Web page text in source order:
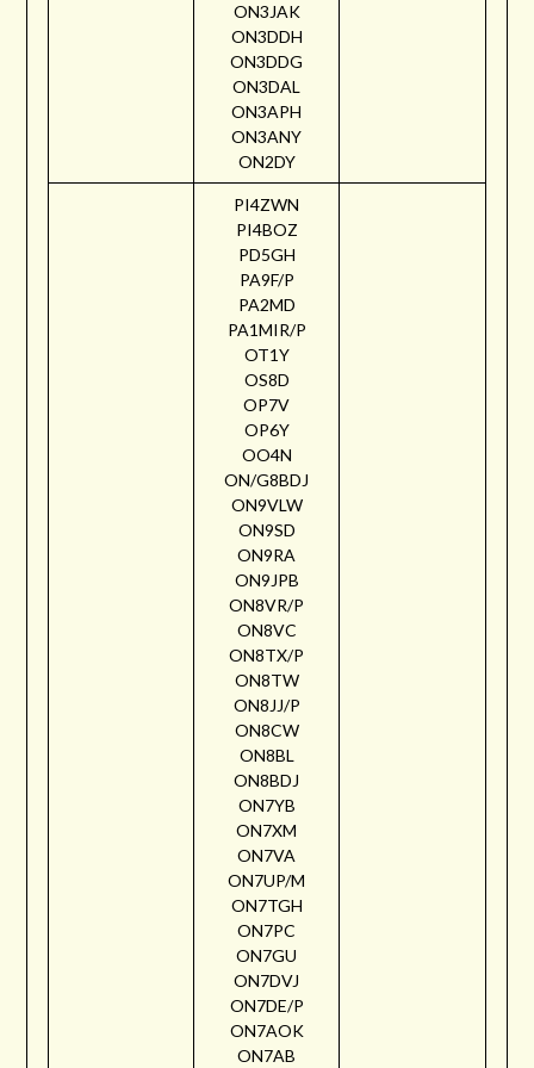
ON3JAK
ON3DDH
ON3DDG
ON3DAL
ON3APH
ON3ANY
ON2DY
PI4ZWN
PI4BOZ
PD5GH
PA9F/P
PA2MD
PA1MIR/P
OT1Y
OS8D
OP7V
OP6Y
OO4N
ON/G8BDJ
ON9VLW
ON9SD
ON9RA
ON9JPB
ON8VR/P
ON8VC
ON8TX/P
ON8TW
ON8JJ/P
ON8CW
ON8BL
ON8BDJ
ON7YB
ON7XM
ON7VA
ON7UP/M
ON7TGH
ON7PC
ON7GU
ON7DVJ
ON7DE/P
ON7AOK
ON7AB